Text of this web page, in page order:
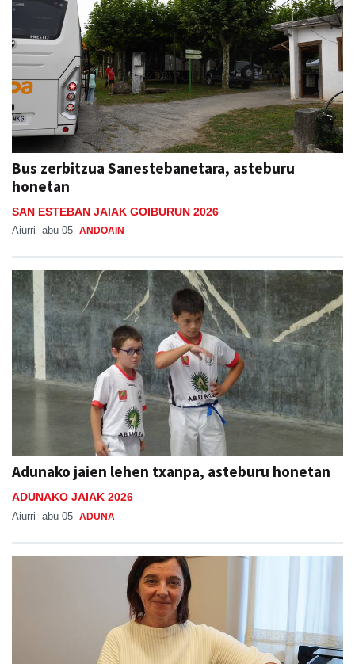
Bus zerbitzua Sanestebanetara, asteburu
honetan
SAN ESTEBAN JAIAK GOIBURUN 2026
Aiurri abu 05 ANDOAIN
Adunako jaien lehen txanpa, asteburu honetan
ADUNAKO JAIAK 2026
Aiurri abu 05 ADUNA